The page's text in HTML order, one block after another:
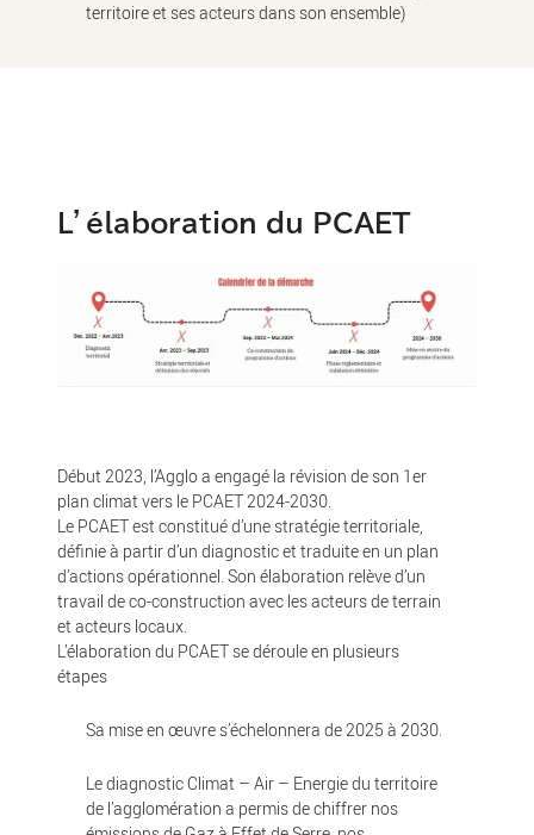
territoire et ses acteurs dans son ensemble)
L’élaboration du PCAET
Début 2023, l’Agglo a engagé la révision de son 1er
plan climat vers le PCAET 2024-2030.
Le PCAET est constitué d’une stratégie territoriale,
définie à partir d’un diagnostic et traduite en un plan
d’actions opérationnel. Son élaboration relève d’un
travail de co-construction avec les acteurs de terrain
et acteurs locaux.
L’élaboration du PCAET se déroule en plusieurs
étapes
Sa mise en œuvre s’échelonnera de 2025 à 2030.
Le diagnostic Climat – Air – Energie du territoire
de l’agglomération a permis de chiffrer nos